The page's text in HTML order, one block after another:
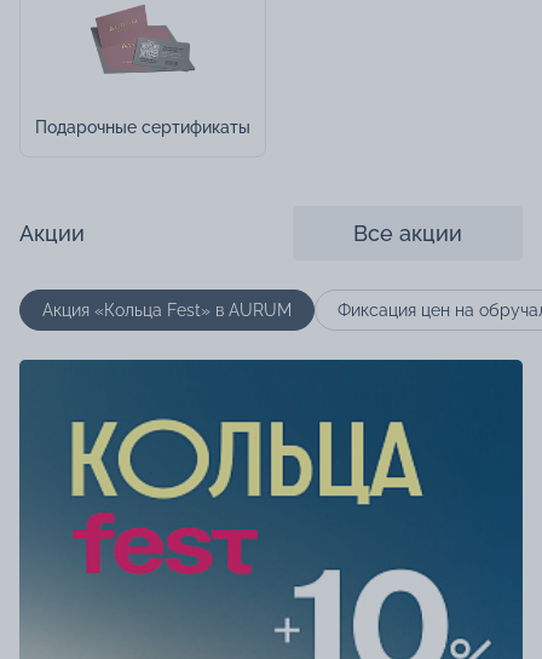
Подарочные сертификаты
Акции
Акция «Кольца Fest» в AURUM Фиксация цен на
Все акции